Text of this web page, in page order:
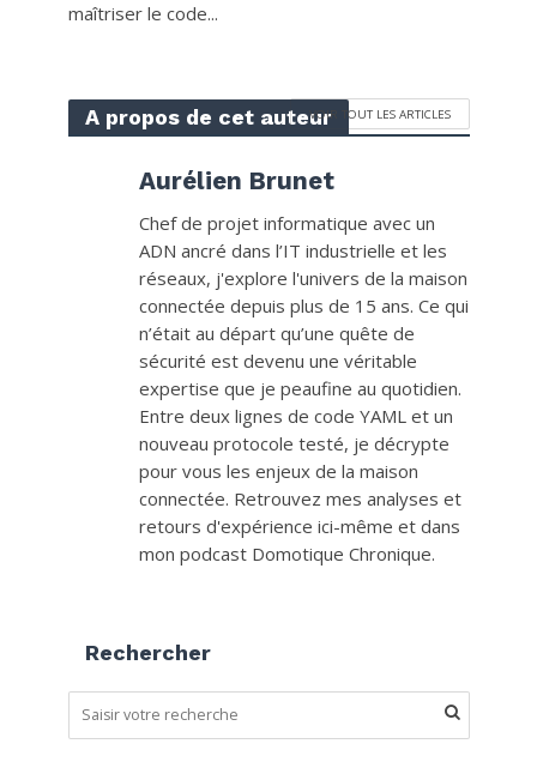
maîtriser le code...
A propos de cet auteurVOIR TOUT LES ARTICLES
Aurélien Brunet
Chef de projet informatique avec un
ADN ancré dans l’IT industrielle et les
réseaux, j'explore l'univers de la maison
connectée depuis plus de 15 ans. Ce qui
n’était au départ qu’une quête de
sécurité est devenu une véritable
expertise que je peaufine au quotidien.
Entre deux lignes de code YAML et un
nouveau protocole testé, je décrypte
pour vous les enjeux de la maison
connectée. Retrouvez mes analyses et
retours d'expérience ici-même et dans
mon podcast Domotique Chronique.
Rechercher